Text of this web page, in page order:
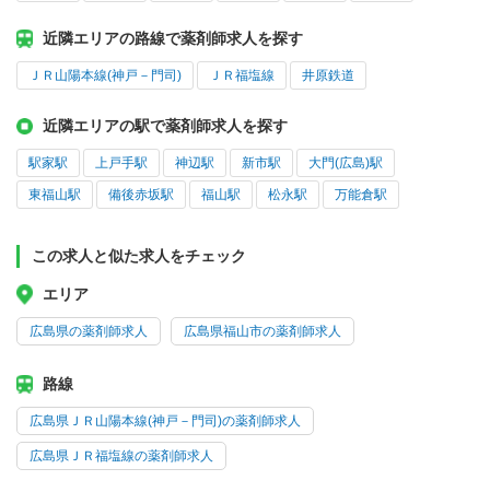
近隣エリアの路線で薬剤師求人を探す
ＪＲ山陽本線(神戸－門司) ＪＲ福塩線 井原鉄道
近隣エリアの駅で薬剤師求人を探す
駅家駅 上戸手駅 神辺駅 新市駅 大門(広島)駅
東福山駅 備後赤坂駅 福山駅 松永駅 万能倉駅
この求人と似た求人をチェック
エリア
広島県の薬剤師求人 広島県福山市の薬剤師求人
路線
広島県ＪＲ山陽本線(神戸－門司)の薬剤師求人
広島県ＪＲ福塩線の薬剤師求人